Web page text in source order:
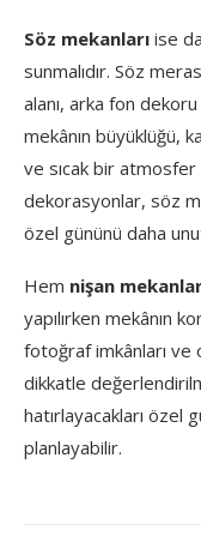
Söz mekanları ise
sunmalıdır. Söz
alanı, arka fon
mekânın büyüklüğü,
ve sıcak bir atmosfer
dekorasyonlar, söz
özel gününü daha
Hem nişan
yapılırken mekânın
fotoğraf imkânları
dikkatle
hatırlayacakları özel
planlayabilir.